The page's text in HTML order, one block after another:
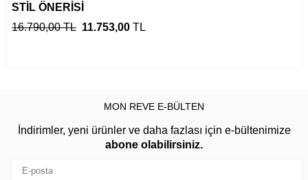
STİL ÖNERİSİ
16.790,00 TL 11.753,00 TL
MON REVE E-BÜLTEN
İndirimler, yeni ürünler ve daha fazlası için e-bültenimize
abone olabilirsiniz.